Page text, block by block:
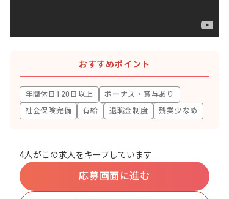
おすすめポイント
年間休日120日以上
ボーナス・賞与あり
社会保険完備
有給 退職金制度 残業少なめ
4人がこの求人をキープしています
応募画面に進む